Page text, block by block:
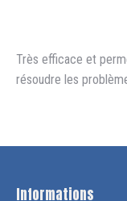
Très efficace et
résoudre les
Informations